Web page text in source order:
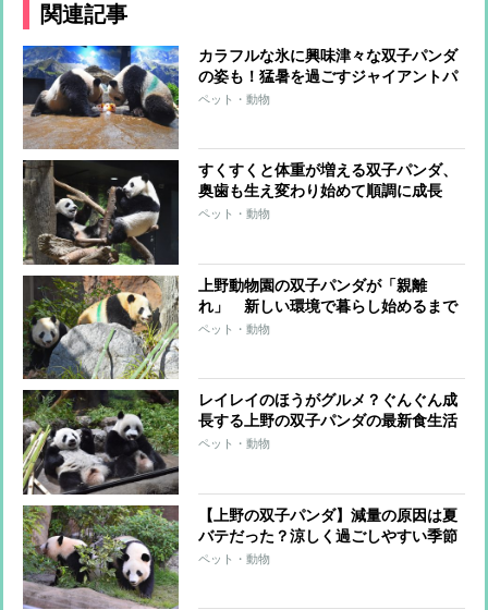
関連記事
カラフルな氷に興味津々な双子パンダ
の姿も！猛暑を過ごすジャイアントパ
ンダの様子を紹介
ペット・動物
すくすくと体重が増える双子パンダ、
奥歯も生え変わり始めて順調に成長
中！
ペット・動物
上野動物園の双子パンダが「親離
れ」 新しい環境で暮らし始めるまで
に行われた4ステップ
ペット・動物
レイレイのほうがグルメ？ぐんぐん成
長する上野の双子パンダの最新食生活
ペット・動物
【上野の双子パンダ】減量の原因は夏
バテだった？涼しく過ごしやすい季節
が到来し体重また増加
ペット・動物